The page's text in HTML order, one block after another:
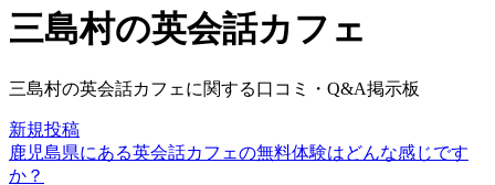
三島村の英会話カフェ
三島村の英会話カフェに関する口コミ・Q&A掲示板
新規投稿
鹿児島県にある英会話カフェの無料体験はどんな感じです
か？